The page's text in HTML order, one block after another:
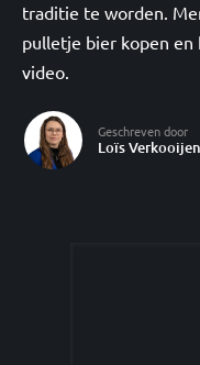
traditie te worden.
pulletje bier kopen en
video.
Geschreven door
Loïs Verkooijen